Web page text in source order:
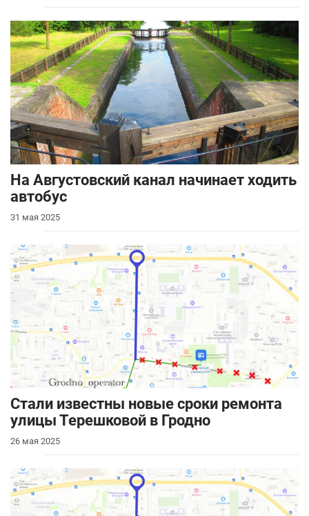
На Августовский канал начинает ходить
автобус
31 мая 2025
Стали известны новые сроки ремонта
улицы Терешковой в Гродно
26 мая 2025